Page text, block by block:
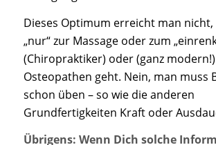
Dieses Optimum erreicht man
„nur“ zur Massage oder zum
(Chiropraktiker) oder (ganz
Osteopathen geht. Nein, man muss
schon üben – so wie die anderen
Grundfertigkeiten Kraft oder
Übrigens: Wenn Dich solche